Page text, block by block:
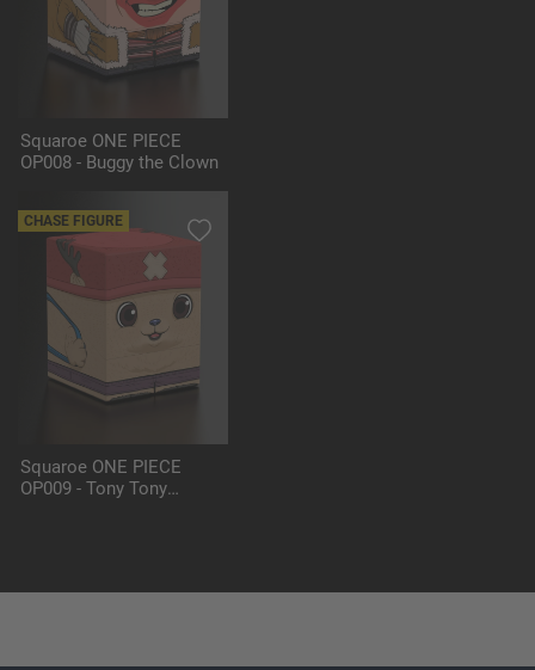
Squaroe ONE PIECE
OP008 - Buggy the Clown
CHASE FIGURE
Squaroe ONE PIECE
OP009 - Tony Tony